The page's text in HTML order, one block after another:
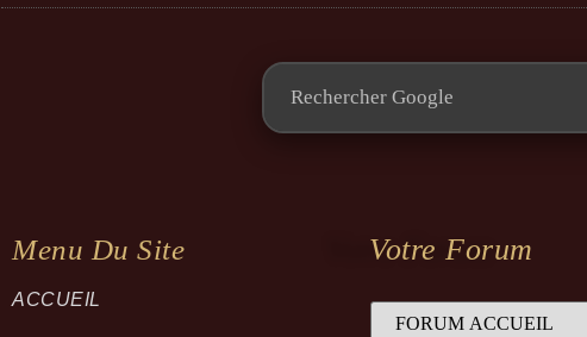
Menu Du Site
ACCUEIL
Votre Forum